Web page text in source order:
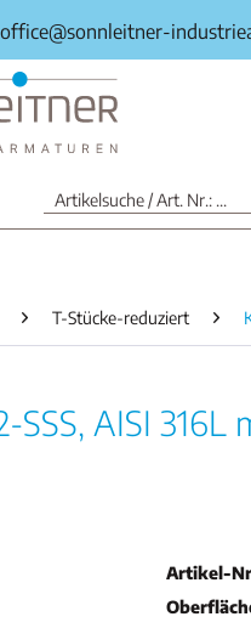
office@sonnleitner-
T-Stücke-reduziert
AISI 316L
Artikel-